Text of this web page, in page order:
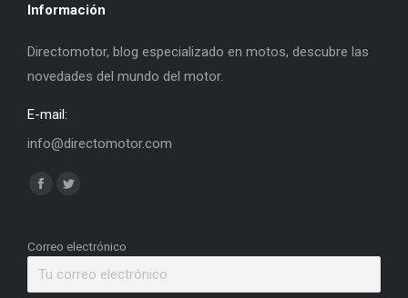
Información
Directomotor, blog especializado en motos, descubre las
novedades del mundo del motor.
E-mail:
info@directomotor.com
Find us on:
Facebook
opens
Twitter
opens
Correo electrónico